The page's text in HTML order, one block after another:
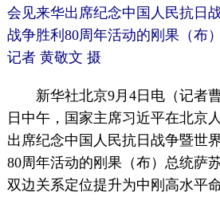
会见来华出席纪念中国人民抗日
战争胜利80周年活动的刚果（布
记者 黄敬文 摄
新华社北京9月4日电（记者曹
日中午，国家主席习近平在北京
出席纪念中国人民抗日战争暨世
80周年活动的刚果（布）总统萨
双边关系定位提升为中刚高水平